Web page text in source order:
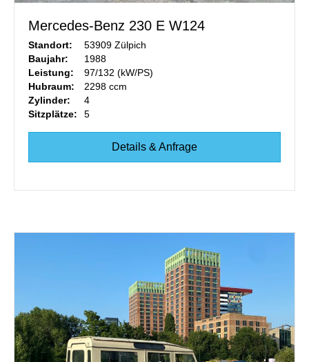
Mercedes-Benz 230 E W124
Standort:
53909 Zülpich
Baujahr:
1988
Leistung:
97/132 (kW/PS)
Hubraum:
2298 ccm
Zylinder:
4
Sitzplätze:
5
Details & Anfrage